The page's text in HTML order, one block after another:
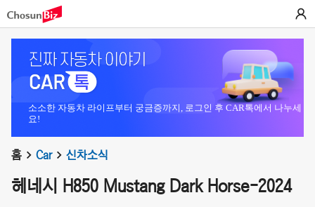
소소한 자동차 라이프부터 궁금증까지, 로그인 후 CAR톡에서 나누세
요!
홈 Car 신차소식
헤네시 H850 Mustang Dark Horse-2024